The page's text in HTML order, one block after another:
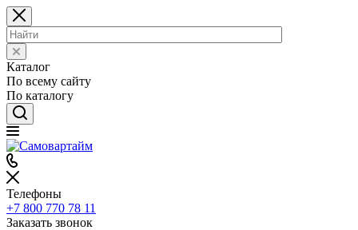
Каталог
По всему сайту
По каталогу
Телефоны
+7 800 770 78 11
Заказать звонок